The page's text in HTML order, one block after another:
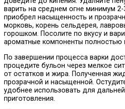
варить на среднем огне минимум
приобрел насыщенность и
морковь, корень сельдерея,
горошком. Посолите по вкусу и
ароматные компоненты полностью
По завершении процесса варки
процедите бульон через мелкое
от остатков и жира. Полученная
прозрачной и насыщенной.
удобнее использовать для
приготовления.